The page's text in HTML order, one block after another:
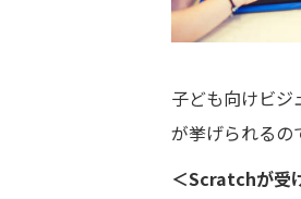
子ども向けビ
が挙げられるの
＜Scratchが受